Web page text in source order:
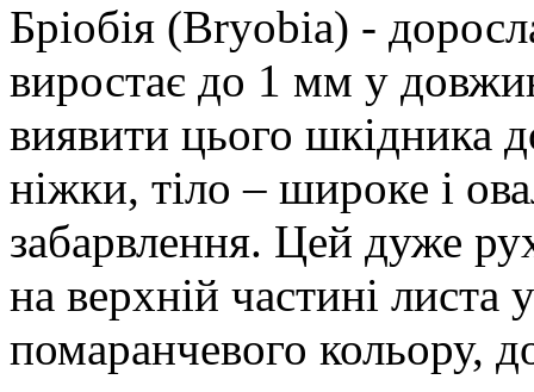
Бріобія (Bryobia) -
виростає до 1 мм у
виявити цього шкідника
ніжки, тіло – широке і
забарвлення. Цей дуже
на верхній частині
помаранчевого кольору,